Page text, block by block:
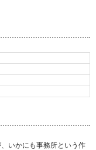
いかにも事務所という作